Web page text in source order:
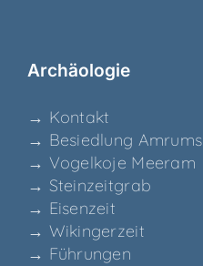
Archäo­lo­gie
→ Kon­takt
→ Besied­lung Amrums
→ Vogel­ko­je Meeram
→ Stein­zeit­grab
→ Eisen­zeit
→ Wikin­ger­zeit
→ Füh­run­gen